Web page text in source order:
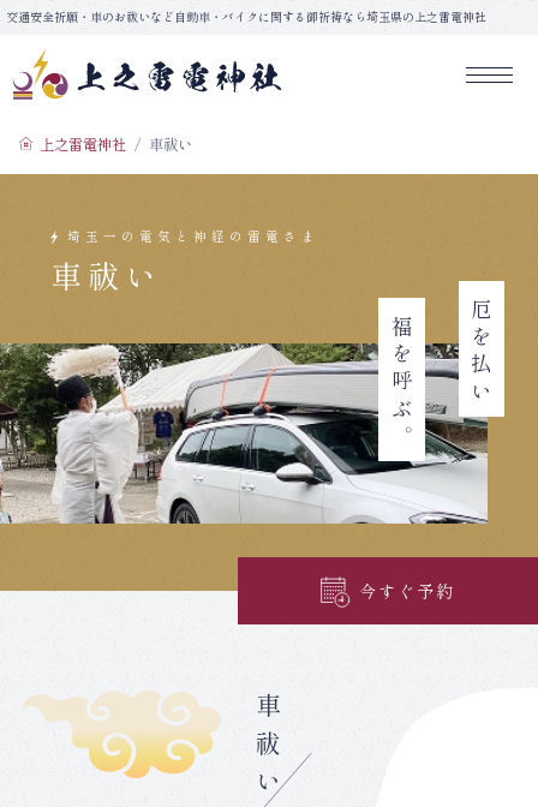
コ
ン
交通安全祈願・車のお祓いなど自動車・バイクに関する御祈祷なら埼玉県の上之雷電神社
上之雷電神社 車祓い
車祓い
厄を払い
福を呼ぶ。
今すぐ予約
車祓い